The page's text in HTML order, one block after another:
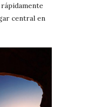
central en